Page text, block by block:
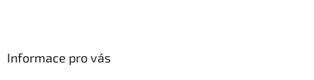
Informace pro vás